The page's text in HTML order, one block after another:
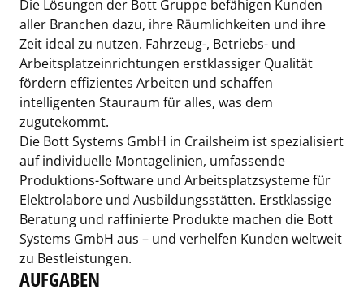
Die Lösungen der Bott Gruppe befähigen Kunden
aller Branchen dazu, ihre Räumlichkeiten und ihre
Zeit ideal zu nutzen. Fahrzeug-, Betriebs- und
Arbeitsplatzeinrichtungen erstklassiger Qualität
fördern effizientes Arbeiten und schaffen
intelligenten Stauraum für alles, was dem
zugutekommt.
Die Bott Systems GmbH in Crailsheim ist spezialisiert
auf individuelle Montagelinien, umfassende
Produktions-Software und Arbeitsplatzsysteme für
Elektrolabore und Ausbildungsstätten. Erstklassige
Beratung und raffinierte Produkte machen die Bott
Systems GmbH aus – und verhelfen Kunden weltweit
zu Bestleistungen.
AUFGABEN